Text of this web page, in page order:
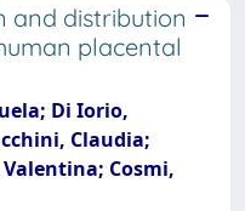
and distribution
placental
Di Iorio,
Claudia;
Cosmi,